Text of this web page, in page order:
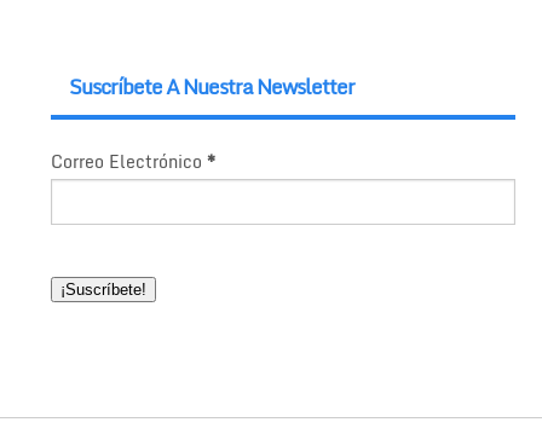
Suscríbete A Nuestra Newsletter
Correo Electrónico *